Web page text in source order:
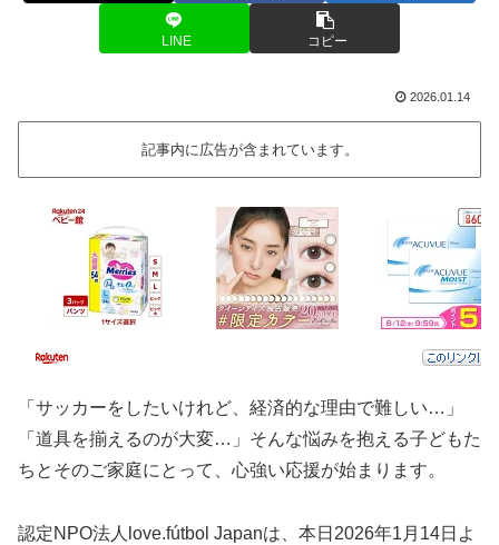
LINE コピー
2026.01.14
記事内に広告が含まれています。
「サッカーをしたいけれど、経済的な理由で難しい…」
「道具を揃えるのが大変…」そんな悩みを抱える子どもた
ちとそのご家庭にとって、心強い応援が始まります。
認定NPO法人love.fútbol Japanは、本日2026年1月14日よ